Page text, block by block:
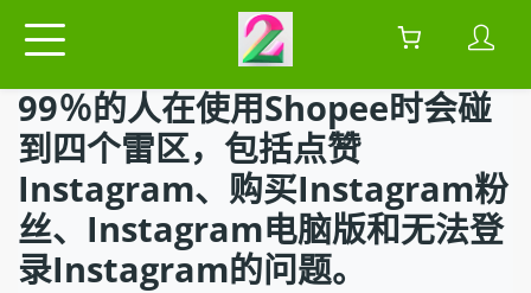
99％的人在使用Shopee时会碰
到四个雷区，包括点赞
Instagram、购买Instagram粉
丝、Instagram电脑版和无法登
录Instagram的问题。